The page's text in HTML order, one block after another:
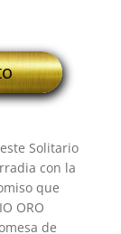
Solitario
con la
que
ORO
de